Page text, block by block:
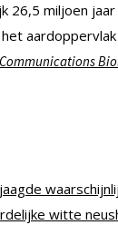
26,5 miljoen
Communications
witte